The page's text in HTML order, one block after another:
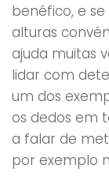
benéfico, e
alturas
ajuda muitas
lidar com
um dos
os dedos em
a falar de
por exemplo